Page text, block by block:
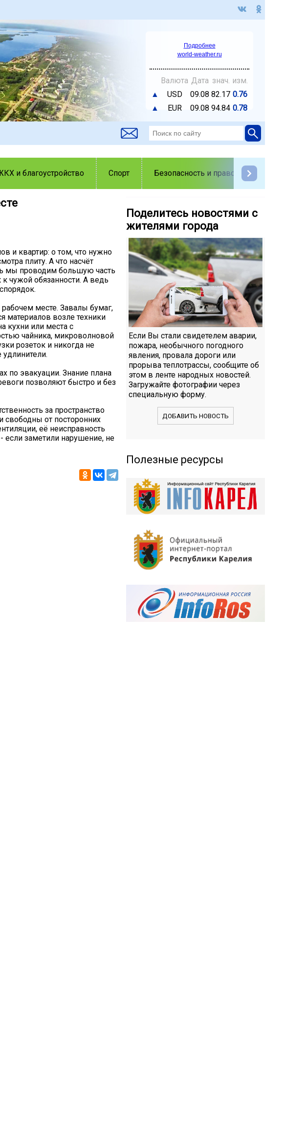
Подробнее
world-weather.ru
Валюта Дата знач. изм.
▲
USD 09.08 82.17 0.76
▲
EUR 09.08 94.84 0.78
и благоустройство Спорт Безопасность и правопорядок
и квартир: о том, что нужно
плиту. А что насчёт
мы проводим большую часть
чужой обязанности. А ведь
месте. Завалы бумаг,
материалов возле техники
кухни или места с
чайника, микроволновой
розеток и никогда не
по эвакуации. Знание плана
позволяют быстро и без
за пространство
свободны от посторонних
её неисправность
заметили нарушение, не
Поделитесь новостями с
жителями города
Если Вы стали свидетелем аварии,
пожара, необычного погодного
явления, провала дороги или
прорыва теплотрассы, сообщите об
этом в ленте народных новостей.
Загружайте фотографии через
специальную форму.
ДОБАВИТЬ НОВОСТЬ
Полезные ресурсы